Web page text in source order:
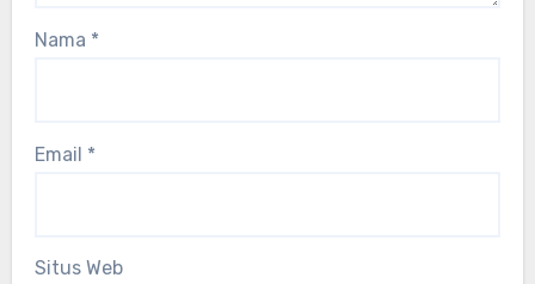
Nama *
Email *
Situs Web